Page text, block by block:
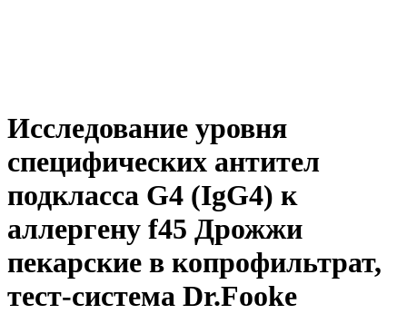
Исследование уровня
специфических антител
подкласса G4 (IgG4) к
аллергену f45 Дрожжи
пекарские в копрофильтрат,
тест-система Dr.Fooke